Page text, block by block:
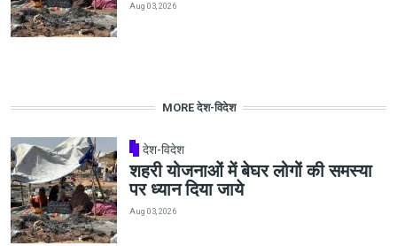
Aug 03, 2026
MORE देश-विदेश
देश-विदेश
शहरी योजनाओं में बेघर लोगों की समस्या
पर ध्यान दिया जाये
Aug 03, 2026